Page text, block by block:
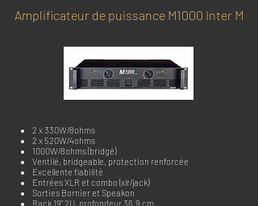
Amplificateur de puissance M1000 Inter M
2 x 330W/8ohms
2 x 520W/4ohms
1000W/8ohms (bridgé)
Ventilé, bridgeable, protection renforcée
Excellente fiabilité
Entrées XLR et combo (xlr/jack)
Sorties Bornier et Speakon
Rack 19" 2U, profondeur 36,9 cm